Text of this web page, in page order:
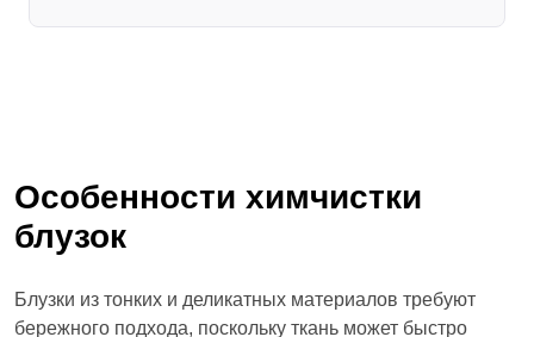
Особенности химчистки
блузок
Блузки из тонких и деликатных материалов требуют
бережного подхода, поскольку ткань может быстро